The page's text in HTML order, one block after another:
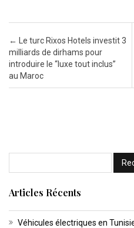
Post navigation
←
Le turc Rixos Hotels investit 3
milliards de dirhams pour
introduire le “luxe tout inclus”
au Maroc
Articles Récents
Véhicules électriques en